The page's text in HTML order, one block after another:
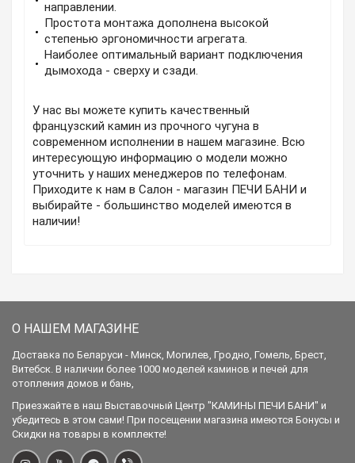
направлении.
Простота монтажа дополнена высокой
степенью эргономичности агрегата.
Наиболее оптимальный вариант подключения
дымохода - сверху и сзади.
У нас вы можете купить качественный
французский камин из прочного чугуна в
современном исполнении в нашем магазине. Всю
интересующую информацию о модели можно
уточнить у наших менеджеров по телефонам.
Приходите к нам в Салон - магазин ПЕЧИ БАНИ и
выбирайте - большинство моделей имеются в
наличии!
О НАШЕМ МАГАЗИНЕ
Доставка по Беларуси - Минск, Могилев, Гродно, Гомель, Брест,
Витебск. В наличии более 1000 моделей каминов и печей для
отопления домов и бань,
Приезжайте в наш Выставочный Центр "КАМИНЫ ПЕЧИ БАНИ" и
убедитесь в этом сами! При посещении магазина имеются Бонусы и
Скидки на товары в комплекте!